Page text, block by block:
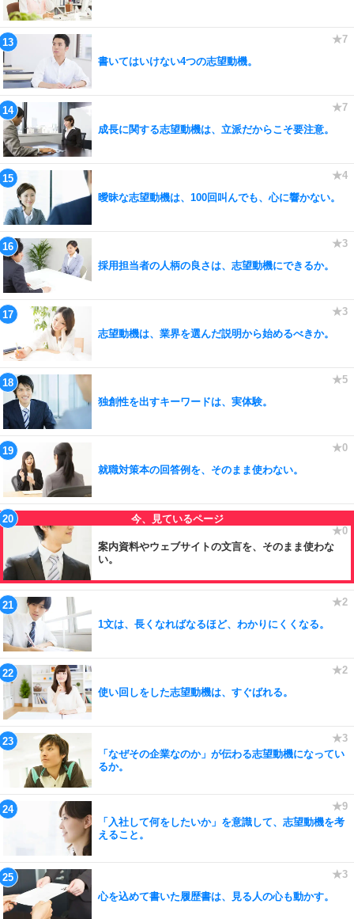
書いてはいけない4つの志望動機。
成長に関する志望動機は、立派だからこそ要注意。
曖昧な志望動機は、100回叫んでも、心に響かない。
採用担当者の人柄の良さは、志望動機にできるか。
志望動機は、業界を選んだ説明から始めるべきか。
独創性を出すキーワードは、実体験。
就職対策本の回答例を、そのまま使わない。
案内資料やウェブサイトの文言を、そのまま使わな
い。
1文は、長くなればなるほど、わかりにくくなる。
使い回しをした志望動機は、すぐばれる。
「なぜその企業なのか」が伝わる志望動機になってい
るか。
「入社して何をしたいか」を意識して、志望動機を考
えること。
心を込めて書いた履歴書は、見る人の心も動かす。